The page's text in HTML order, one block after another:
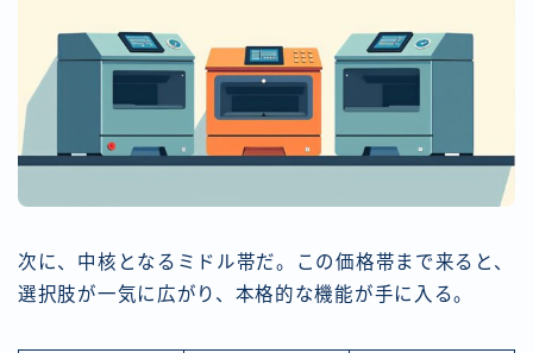
次に、中核となるミドル帯だ。この価格帯まで来ると、
選択肢が一気に広がり、本格的な機能が手に入る。